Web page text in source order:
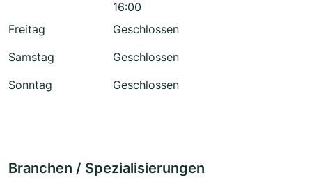
16:00
Freitag
Geschlossen
Samstag
Geschlossen
Sonntag
Geschlossen
Branchen / Spezialisierungen